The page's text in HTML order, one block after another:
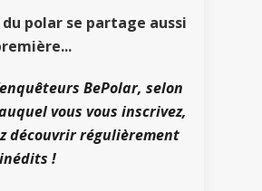
du polar se partage aussi
BePolar, selon
vous vous inscrivez,
découvrir régulièrement
!